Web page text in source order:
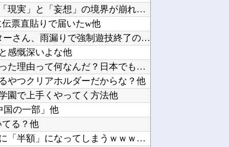
統合失調症って何がどうヤバいの？「現実」と「妄想」の境界が崩れるってマジ？他
票直貼りで届いたw他
設定6のヴヴヴを打っているスロッターさん、雨漏りで強制遊技終了のピンチ…他
感慨深いよな他
韓国人「韓流のブームが完全に終わった理由って何なんだ？日本でも全然K-POPの話題が出てな...
やつクリアホルダーだからな？他
園で上手くやってく方法他
国の一部」他
る？他
【乞食速報】ピカチュウさん、大量に「半額」になってしまうｗｗｗｗｗ他